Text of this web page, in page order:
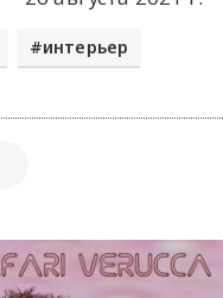
интерьер